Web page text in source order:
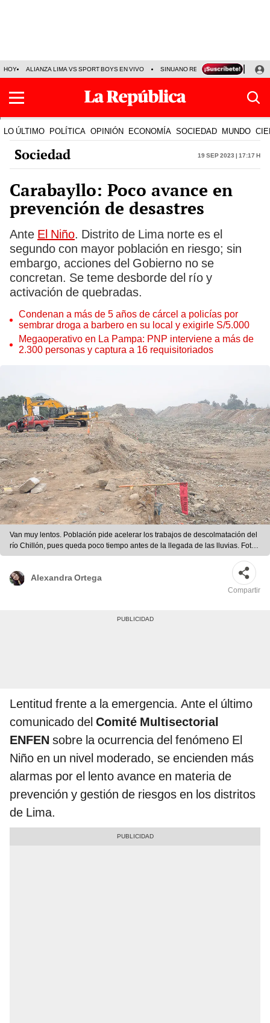
HOY ALIANZA LIMA VS SPORT BOYS EN VIVO SINUANO RESULTADOS HOY
LO ÚLTIMO POLÍTICA OPINIÓN ECONOMÍA SOCIEDAD MUNDO
Sociedad 19 Sep 2023 | 17:17 h
Carabayllo: Poco avance en
prevención de desastres
Ante El Niño. Distrito de Lima norte es el
segundo con mayor población en riesgo; sin
embargo, acciones del Gobierno no se
concretan. Se teme desborde del río y
activación de quebradas.
Condenan a más de 5 años de cárcel a policías por
sembrar droga a barbero en su local y exigirle S/5.000
Megaoperativo en La Pampa: PNP interviene a más de
2.300 personas y captura a 16 requisitoriados
Van muy lentos. Población pide acelerar los trabajos de descolmatación del
río Chillón, pues queda poco tiempo antes de la llegada de las lluvias. Foto:
difusión
Alexandra Ortega
Compartir
Lentitud frente a la emergencia. Ante el último
comunicado del Comité Multisectorial
ENFEN sobre la ocurrencia del fenómeno El
Niño en un nivel moderado, se encienden más
alarmas por el lento avance en materia de
prevención y gestión de riesgos en los distritos
de Lima.